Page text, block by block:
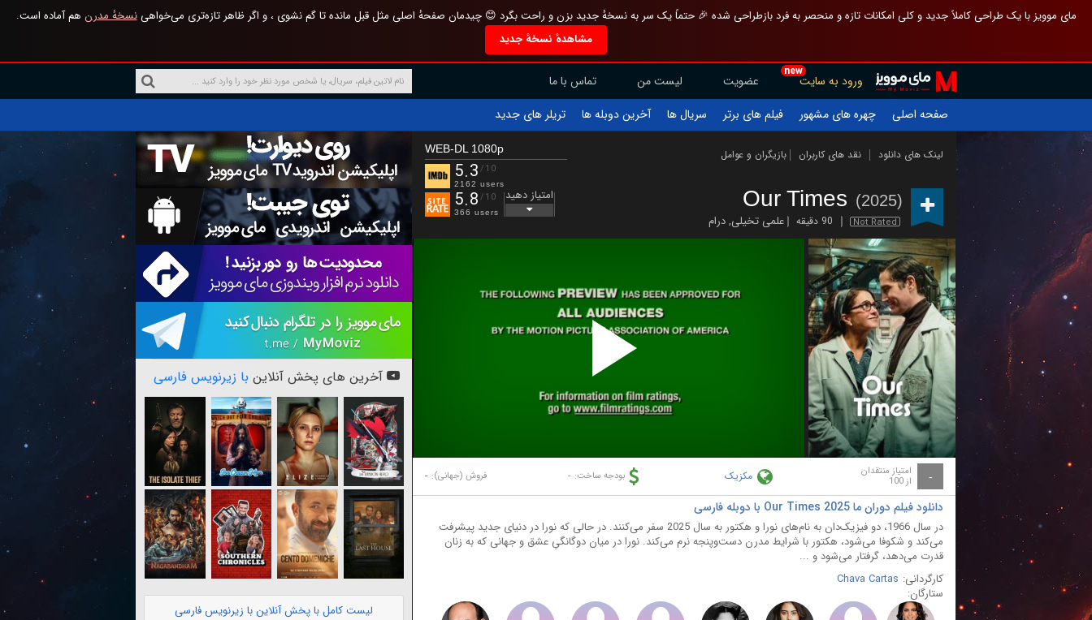
مای موویز با یک طراحی کاملاً جدید و کلی امکانات تازه و منحصر به فرد بازطراحی شده 🎉 حتماً یک سر به نسخهٔ جدید بزن و راحت بگرد 😊 چیدمان صفحهٔ اصلی مثل قبل مانده تا گم نشوی ، و اگر ظاهر تازه‌تری می‌خواهینسخهٔ مدرن هم آماده است.
مشاهدهٔ نسخهٔ جدید
new
ورود به سایت عضویت لیست من
تماس با ما
صفحه اصلی
چهره های مشهور فیلم های برتر سریال ها آخرین دوبله ها تریلر های جدید
لینک های دانلود نقد های کاربران بازیگران و عوامل
Our Times (2025)
Not Rated 90 دقیقه علمی تخیلی,درام
WEB-DL 1080p
5.3 /10
2162 users
5.8 /10
366 users
امتیاز دهید
Play
Video
- امتیاز منتقدان
از 100 مکزیک بودجه ساخت: - فروش (جهانی): -
دانلود فیلم دوران ما Our Times 2025 با دوبله فارسی
در سال 1966، دو فیزیک‌دان به نام‌های نورا و هکتور به سال 2025 سفر می‌کنند. در حالی که نورا در دنیای جدید پیشرفت
می‌کند و شکوفا می‌شود، هکتور با شرایط مدرن دست‌وپنجه نرم می‌کند. نورا در میان دوگانگیِ عشق و جهانی که به زنان
قدرت می‌دهد، گرفتار می‌شود و ...
کارگردانی: Chava Cartas
ستارگان:
آخرین های پخش آنلاین با زیرنویس فارسی
لیست کامل با پخش آنلاین با زیرنویس فارسی